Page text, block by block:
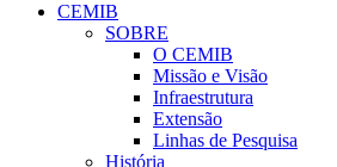
CEMIB
SOBRE
O CEMIB
Missão e Visão
Infraestrutura
Extensão
Linhas de Pesquisa
História